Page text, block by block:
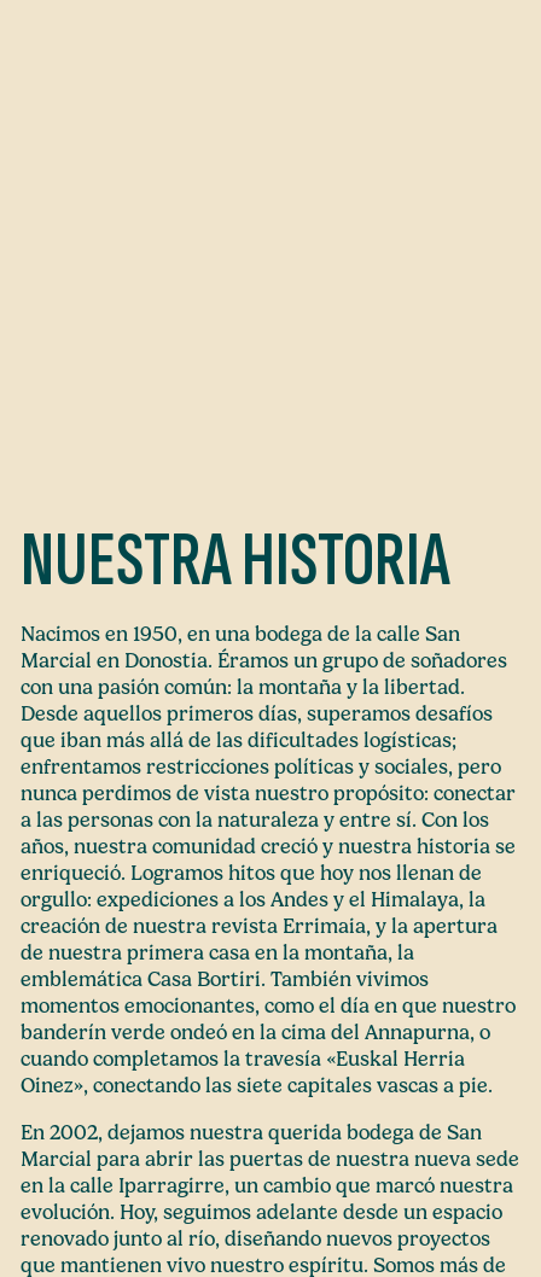
NUESTRA HISTORIA
Nacimos en 1950, en una bodega de la calle San
Marcial en Donostia. Éramos un grupo de soñadores
con una pasión común: la montaña y la libertad.
Desde aquellos primeros días, superamos desafíos
que iban más allá de las dificultades logísticas;
enfrentamos restricciones políticas y sociales, pero
nunca perdimos de vista nuestro propósito: conectar
a las personas con la naturaleza y entre sí. Con los
años, nuestra comunidad creció y nuestra historia se
enriqueció. Logramos hitos que hoy nos llenan de
orgullo: expediciones a los Andes y el Himalaya, la
creación de nuestra revista Errimaia, y la apertura
de nuestra primera casa en la montaña, la
emblemática Casa Bortiri. También vivimos
momentos emocionantes, como el día en que nuestro
banderín verde ondeó en la cima del Annapurna, o
cuando completamos la travesía «Euskal Herria
Oinez», conectando las siete capitales vascas a pie.
En 2002, dejamos nuestra querida bodega de San
Marcial para abrir las puertas de nuestra nueva sede
en la calle Iparragirre, un cambio que marcó nuestra
evolución. Hoy, seguimos adelante desde un espacio
renovado junto al río, diseñando nuevos proyectos
que mantienen vivo nuestro espíritu. Somos más de